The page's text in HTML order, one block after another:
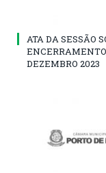
ATA DA SESSÃO
DEZEMBRO 2023